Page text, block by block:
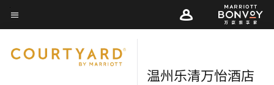
Skip
to
content
菜单文本
温州乐清万怡酒店